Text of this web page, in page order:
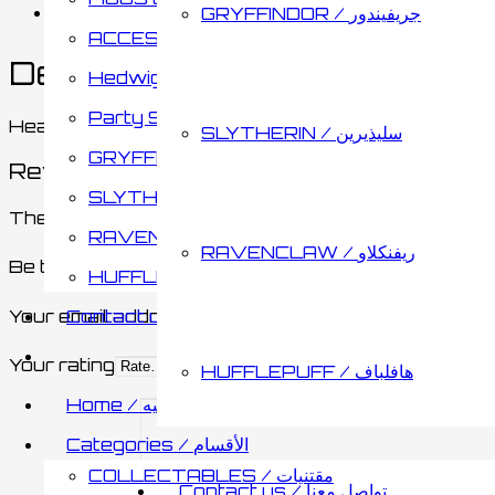
GRYFFINDOR / جريفيندور
SLYTHERIN / سليذيرين
RAVENCLAW / ريفنكلاو
HUFFLEPUFF / هافلباف
Contact us / تواصل معنا
Party Supplies & Gifts
Home / الصفحه الرئيسيه
Categories / الأقسام
COLLECTABLES / مقتنيات
Reviews (0)
Description
Heavy 3D Journal
Reviews
There are no reviews yet.
Be the first to review “Time Travel 3D Journal”
Your email address will not be published.
Your rating